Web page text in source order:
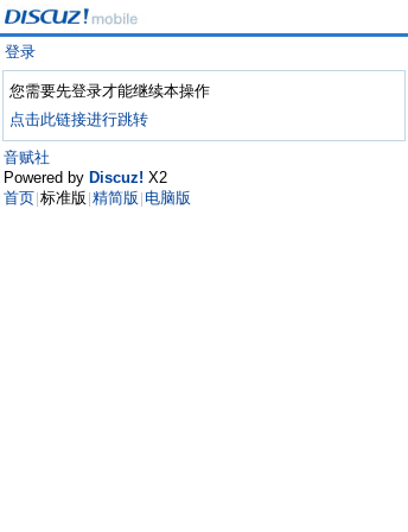
登录
您需要先登录才能继续本操作
点击此链接进行跳转
音赋社
Powered by Discuz! X2
首页 标准版 精简版 电脑版